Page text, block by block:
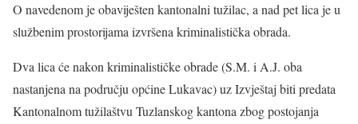
O navedenom je obaviješten kantonalni tužilac, a nad pet lica je u
službenim prostorijama izvršena kriminalistička obrada.
Dva lica će nakon kriminalističke obrade (S.M. i A.J. oba
nastanjena na području općine Lukavac) uz Izvještaj biti predata
Kantonalnom tužilaštvu Tuzlanskog kantona zbog postojanja